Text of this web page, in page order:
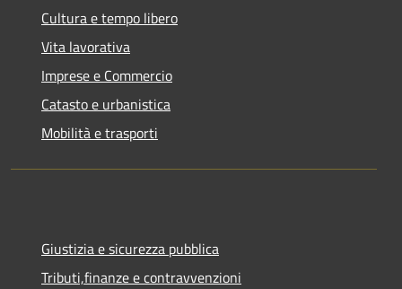
Cultura e tempo libero
Vita lavorativa
Imprese e Commercio
Catasto e urbanistica
Mobilità e trasporti
Giustizia e sicurezza pubblica
Tributi,finanze e contravvenzioni